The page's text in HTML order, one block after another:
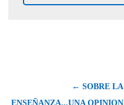
← SOBRE LA
ENSEÑANZA...UNA OPINION